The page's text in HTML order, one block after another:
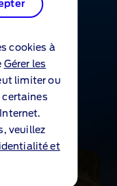
Ford
cookies à
Gérer les
limiter ou
certaines
veuillez
et
cookies à
Gérer les
limiter ou
certaines
veuillez
et